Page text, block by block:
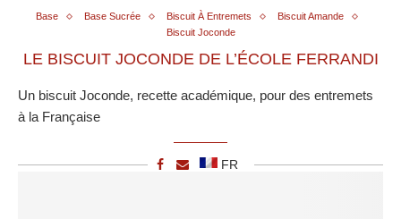
Base Base Sucrée Biscuit À Entremets
Biscuit Amande
Biscuit Joconde
LE BISCUIT JOCONDE DE L’ÉCOLE FERRANDI
Un biscuit Joconde, recette académique, pour des entremets
à la Française
FR